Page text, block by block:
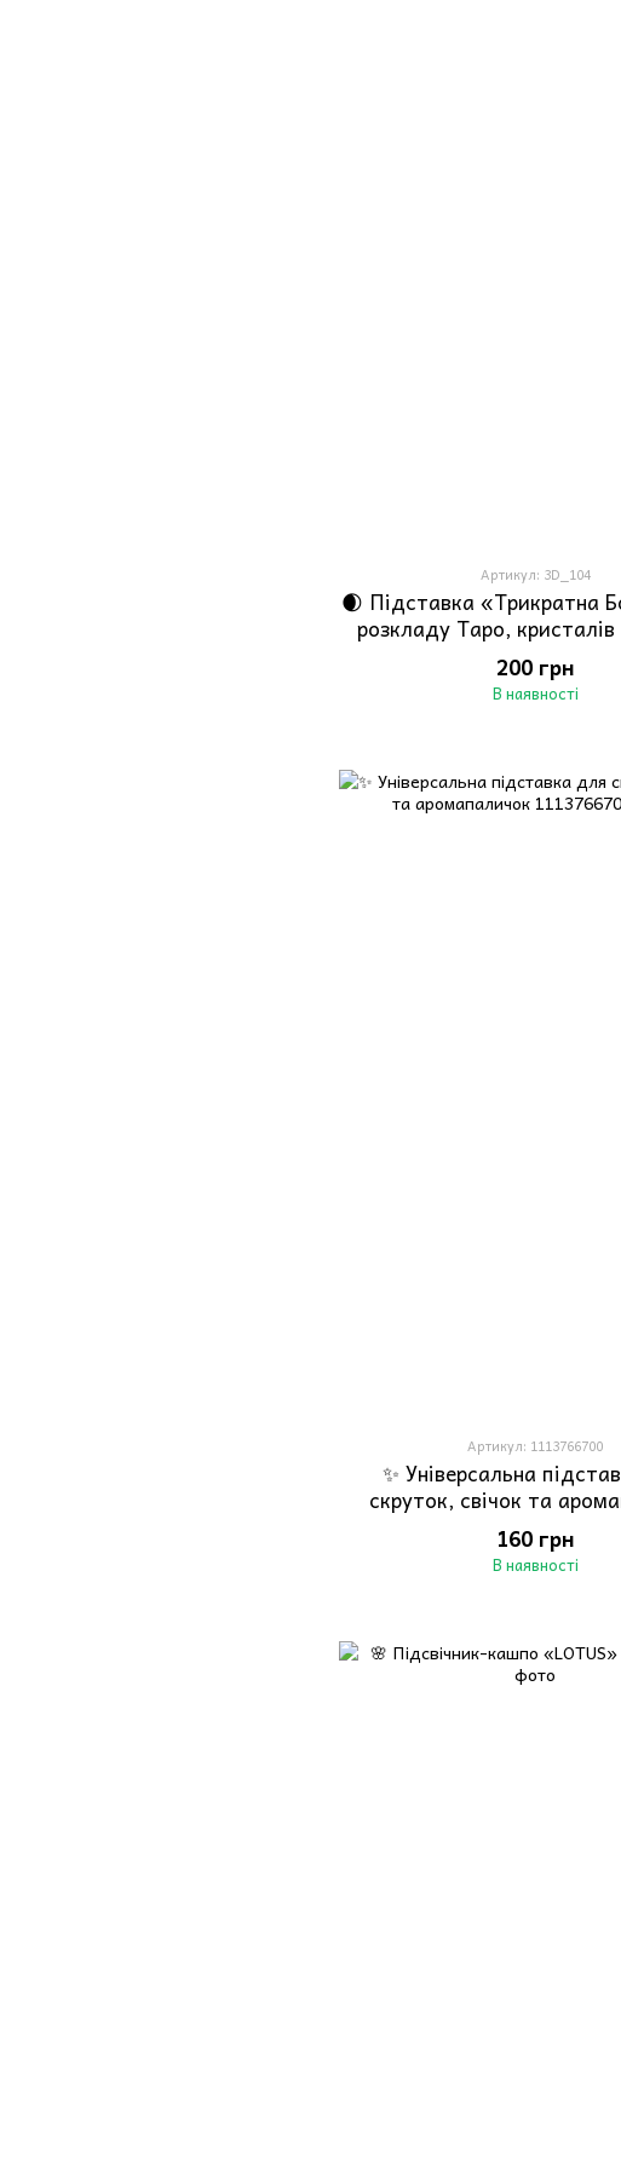
Артикул: 3D_104
🌒 Підставка «Трикратна
розкладу Таро, кристалів
200 грн
В наявності
Артикул: 1113766700
✨ Універсальна
скруток, свічок та
160 грн
В наявності